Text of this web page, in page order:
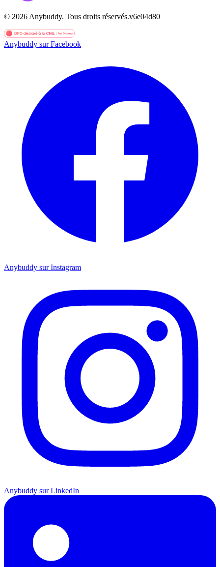
© 2026 Anybuddy. Tous droits réservés.v6e04d80
Anybuddy sur Facebook
Anybuddy sur Instagram
Anybuddy sur LinkedIn